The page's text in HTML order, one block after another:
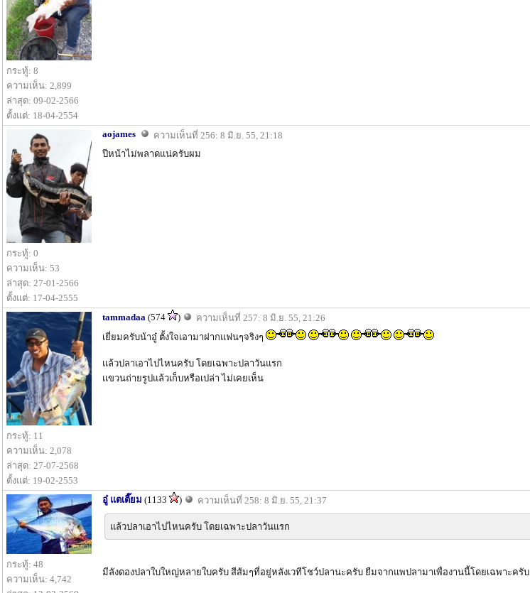
กระทู้: 8
ความเห็น: 2,899
ล่าสุด: 09-02-2566
ตั้งแต่: 18-04-2554
กระทู้: 0
ความเห็น: 53
ล่าสุด: 27-01-2566
ตั้งแต่: 17-04-2555
aojames
ความเห็นที่ 256: 8 มิ.ย. 55, 21:18
ปีหน้าไม่พลาดแน่ครับผม
กระทู้: 11
ความเห็น: 2,078
ล่าสุด: 27-07-2568
ตั้งแต่: 19-02-2553
tammadaa (574 )
ความเห็นที่ 257: 8 มิ.ย. 55, 21:26
เยี่ยมครับน้าอู๋ ตั้งใจเอามาฝากแฟนๆจริงๆ
แล้วปลาเอาไปไหนครับ โดยเฉพาะปลาวันแรก
แขวนถ่ายรูปแล้วเก็บหรือเปล่า ไม่เคยเห็น
กระทู้: 48
ความเห็น: 4,742
อู๋ แตเตี๊ยม (1133 ) ความเห็นที่ 258: 8 มิ.ย. 55, 21:37
แล้วปลาเอาไปไหนครับ โดยเฉพาะปลาวันแรก
มีลังดองปลาใบใหญ่หลายใบครับ สีส้มๆที่อยู่หลังเวทีโชว์ปลานะครับ ยืมจากแพปลามาเพื่องานนี้โดยเฉพาะครับ